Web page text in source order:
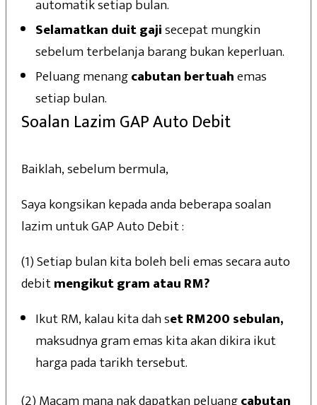
automatik setiap bulan.
Selamatkan duit gajisecepat mungkin
sebelum terbelanja barang bukan keperluan.
Peluang menangcabutan bertuahemas
setiap bulan.
Soalan Lazim GAP Auto Debit
Baiklah, sebelum bermula,
Saya kongsikan kepada anda beberapa soalan
lazim untuk GAP Auto Debit :
(1) Setiap bulan kita boleh beli emas secara auto
debitmengikut gram atau RM?
Ikut RM, kalau kita dah set RM200 sebulan,
maksudnya gram emas kita akan dikira ikut
harga pada tarikh tersebut.